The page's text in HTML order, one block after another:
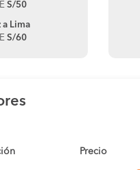
S/50
a Lima
S/60
Precio